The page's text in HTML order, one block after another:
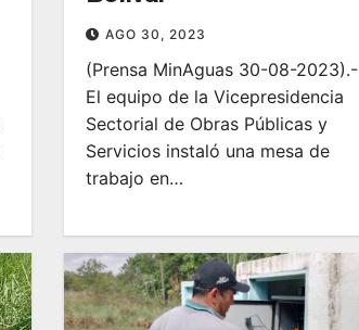
AGO 30, 2023
(Prensa MinAguas 30-08-2023).-
El equipo de la Vicepresidencia
Sectorial de Obras Públicas y
Servicios instaló una mesa de
trabajo en…